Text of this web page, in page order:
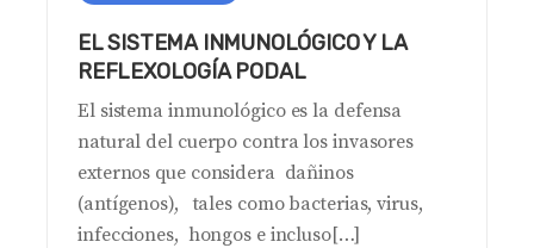
EL SISTEMA INMUNOLÓGICO Y LA
REFLEXOLOGÍA PODAL
El sistema inmunológico es la defensa
natural del cuerpo contra los invasores
externos que considera dañinos
(antígenos), tales como bacterias, virus,
infecciones, hongos e incluso[…]